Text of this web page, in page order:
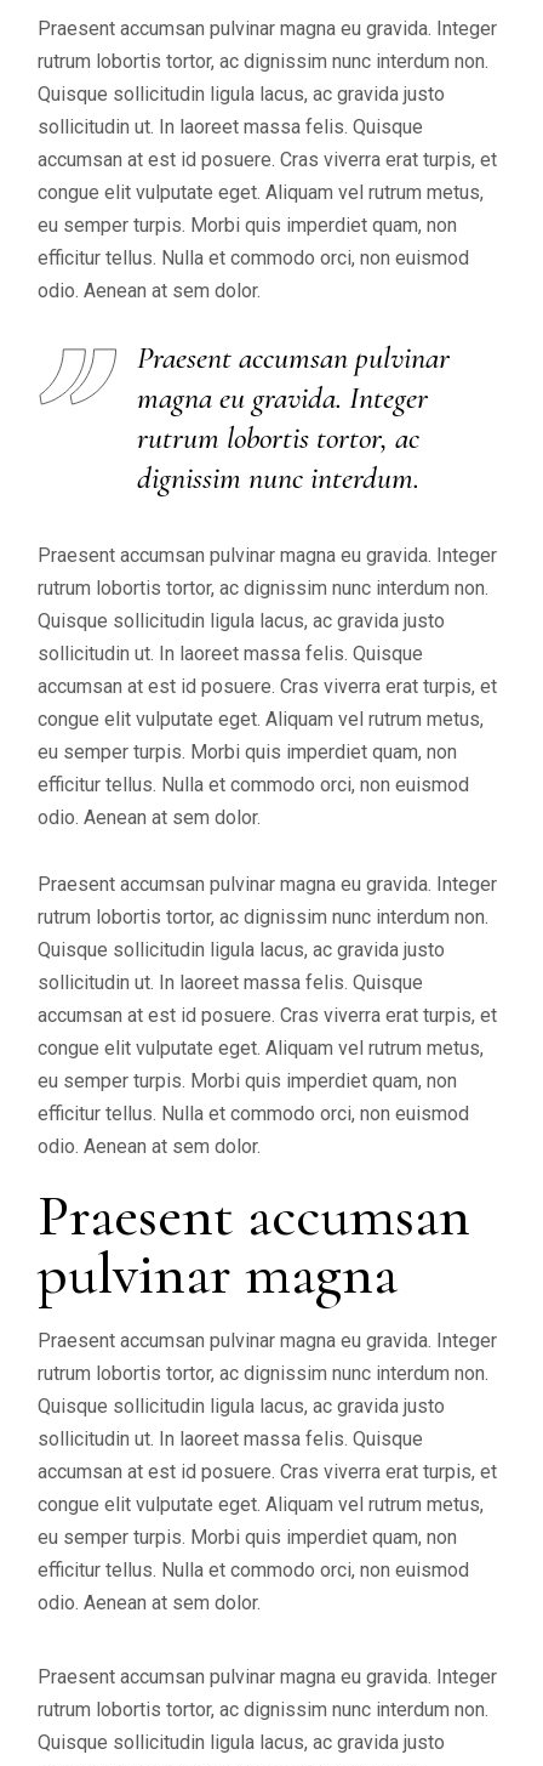
Praesent accumsan pulvinar magna eu gravida. Integer
rutrum lobortis tortor, ac dignissim nunc interdum non.
Quisque sollicitudin ligula lacus, ac gravida justo
sollicitudin ut. In laoreet massa felis. Quisque
accumsan at est id posuere. Cras viverra erat turpis, et
congue elit vulputate eget. Aliquam vel rutrum metus,
eu semper turpis. Morbi quis imperdiet quam, non
efficitur tellus. Nulla et commodo orci, non euismod
odio. Aenean at sem dolor.
Praesent accumsan pulvinar
magna eu gravida. Integer
rutrum lobortis tortor, ac
dignissim nunc interdum.
Praesent accumsan pulvinar magna eu gravida. Integer
rutrum lobortis tortor, ac dignissim nunc interdum non.
Quisque sollicitudin ligula lacus, ac gravida justo
sollicitudin ut. In laoreet massa felis. Quisque
accumsan at est id posuere. Cras viverra erat turpis, et
congue elit vulputate eget. Aliquam vel rutrum metus,
eu semper turpis. Morbi quis imperdiet quam, non
efficitur tellus. Nulla et commodo orci, non euismod
odio. Aenean at sem dolor.
Praesent accumsan pulvinar magna eu gravida. Integer
rutrum lobortis tortor, ac dignissim nunc interdum non.
Quisque sollicitudin ligula lacus, ac gravida justo
sollicitudin ut. In laoreet massa felis. Quisque
accumsan at est id posuere. Cras viverra erat turpis, et
congue elit vulputate eget. Aliquam vel rutrum metus,
eu semper turpis. Morbi quis imperdiet quam, non
efficitur tellus. Nulla et commodo orci, non euismod
odio. Aenean at sem dolor.
Praesent accumsan
pulvinar magna
Praesent accumsan pulvinar magna eu gravida. Integer
rutrum lobortis tortor, ac dignissim nunc interdum non.
Quisque sollicitudin ligula lacus, ac gravida justo
sollicitudin ut. In laoreet massa felis. Quisque
accumsan at est id posuere. Cras viverra erat turpis, et
congue elit vulputate eget. Aliquam vel rutrum metus,
eu semper turpis. Morbi quis imperdiet quam, non
efficitur tellus. Nulla et commodo orci, non euismod
odio. Aenean at sem dolor.
Praesent accumsan pulvinar magna eu gravida. Integer
rutrum lobortis tortor, ac dignissim nunc interdum non.
Quisque sollicitudin ligula lacus, ac gravida justo